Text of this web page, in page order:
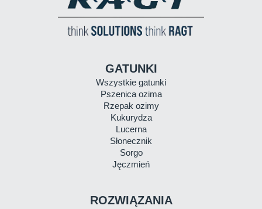
GATUNKI
Wszystkie gatunki
Pszenica ozima
Rzepak ozimy
Kukurydza
Lucerna
Słonecznik
Sorgo
Jęczmień
ROZWIĄZANIA